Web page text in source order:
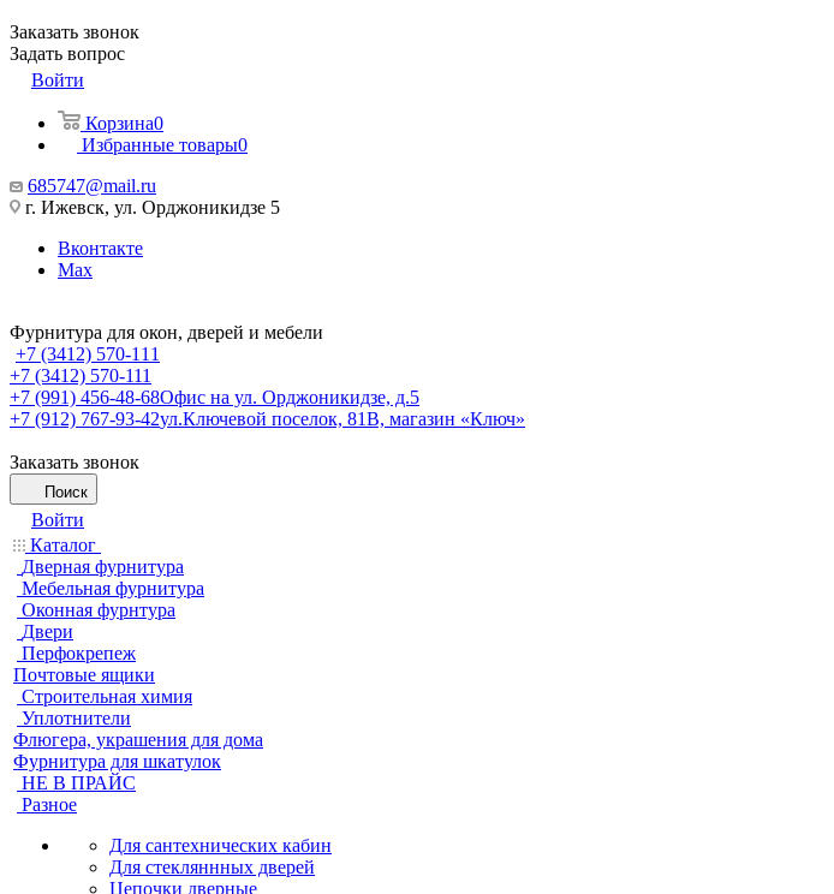
Заказать звонок
Задать вопрос
Войти
Корзина0
Избранные товары0
685747@mail.ru
г. Ижевск, ул. Орджоникидзе 5
Вконтакте
Max
Фурнитура для окон, дверей и мебели
+7 (3412) 570-111
+7 (3412) 570-111
+7 (991) 456-48-68Офис на ул. Орджоникидзе, д.5
+7 (912) 767-93-42ул.Ключевой поселок, 81В, магазин «Ключ»
Заказать звонок
Поиск
Войти
Каталог
Дверная фурнитура
Мебельная фурнитура
Оконная фурнтура
Двери
Перфокрепеж
Почтовые ящики
Строительная химия
Уплотнители
Флюгера, украшения для дома
Фурнитура для шкатулок
НЕ В ПРАЙС
Разное
Для сантехнических кабин
Для стекляннных дверей
Цепочки дверные